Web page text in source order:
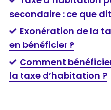
secondaire : ce que
Exonération de la
en bénéficier ?
Comment
la taxe d’habitation ?